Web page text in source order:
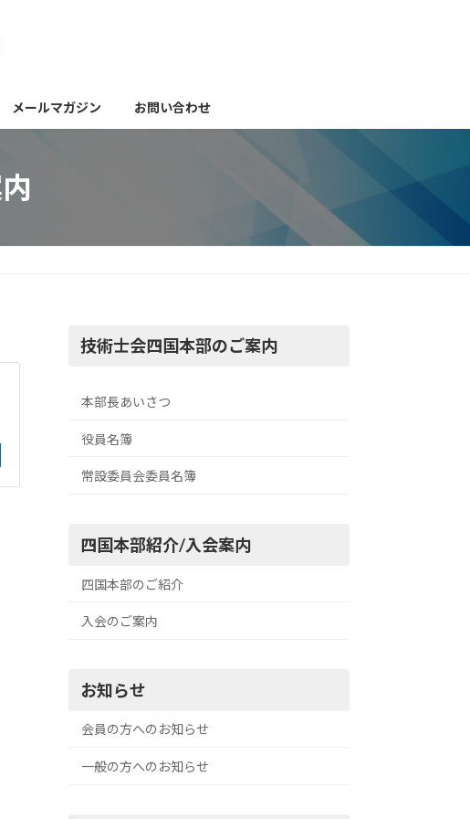
メールマガジン お問い合わせ
技術士会四国本部のご案内
本部長あいさつ
役員名簿
常設委員会委員名簿
四国本部紹介/入会案内
四国本部のご紹介
入会のご案内
お知らせ
会員の方へのお知らせ
一般の方へのお知らせ